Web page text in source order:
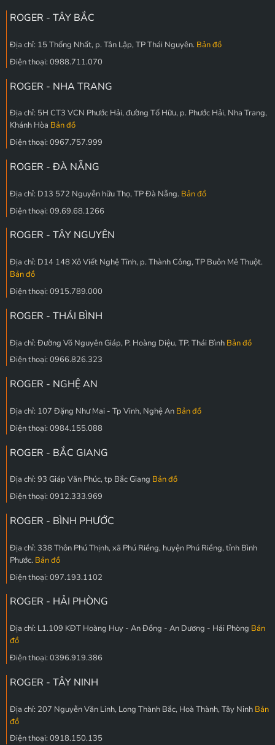
ROGER - TÂY BẮC
Địa chỉ: 15 Thống Nhất, p. Tân Lập, TP Thái Nguyên. Bản đồ
Điện thoại: 0988.711.070
ROGER - NHA TRANG
Địa chỉ: 5H CT3 VCN Phước Hải, đường Tố Hữu, p. Phước Hải, Nha Trang,
Khánh Hòa Bản đồ
Điện thoại: 0967.757.999
ROGER - ĐÀ NẴNG
Địa chỉ: D13 572 Nguyễn hữu Thọ, TP Đà Nẵng. Bản đồ
Điện thoại: 09.69.68.1266
ROGER - TÂY NGUYÊN
Địa chỉ: D14 148 Xô Viết Nghệ Tĩnh, p. Thành Công, TP Buôn Mê Thuột.
Bản đồ
Điện thoại: 0915.789.000
ROGER - THÁI BÌNH
Địa chỉ: Đường Võ Nguyên Giáp, P. Hoàng Diệu, TP. Thái Bình Bản đồ
Điện thoại: 0966.826.323
ROGER - NGHỆ AN
Địa chỉ: 107 Đặng Như Mai - Tp Vinh, Nghệ An Bản đồ
Điện thoại: 0984.155.088
ROGER - BẮC GIANG
Địa chỉ: 93 Giáp Văn Phúc, tp Bắc Giang Bản đồ
Điện thoại: 0912.333.969
ROGER - BÌNH PHƯỚC
Địa chỉ: 338 Thôn Phú Thịnh, xã Phú Riềng, huyện Phú Riềng, tỉnh Bình
Phước. Bản đồ
Điện thoại: 097.193.1102
ROGER - HẢI PHÒNG
Địa chỉ: L1.109 KĐT Hoàng Huy - An Đồng - An Dương - Hải Phòng Bản
đồ
Điện thoại: 0396.919.386
ROGER - TÂY NINH
Địa chỉ: 207 Nguyễn Văn Linh, Long Thành Bắc, Hoà Thành, Tây Ninh Bản
đồ
Điện thoại: 0918.150.135